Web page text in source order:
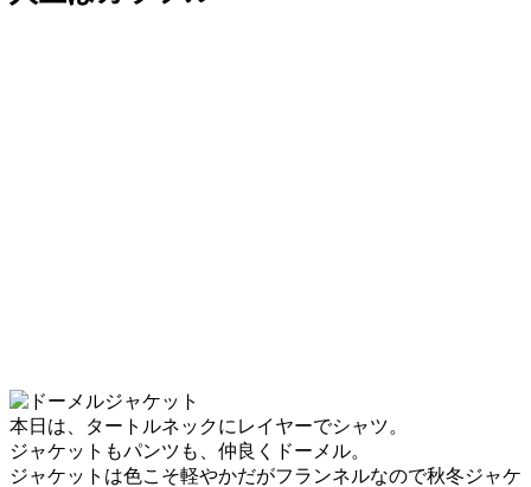
本日は、タートルネックにレイヤーでシャツ。
ジャケットもパンツも、仲良くドーメル。
ジャケットは色こそ軽やかだがフランネルなので秋冬ジャケ